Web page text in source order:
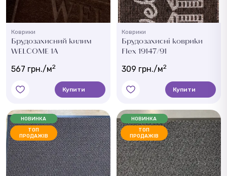
Коврики
Брудозахисний килим
WELCOME 1A
567 грн./м2
Купити
Коврики
Брудозахисні коврики
Flex 19147/91
309 грн./м2
Купити
НОВИНКА
ТОП
ПРОДАЖІВ
НОВИНКА
ТОП
ПРОДАЖІВ